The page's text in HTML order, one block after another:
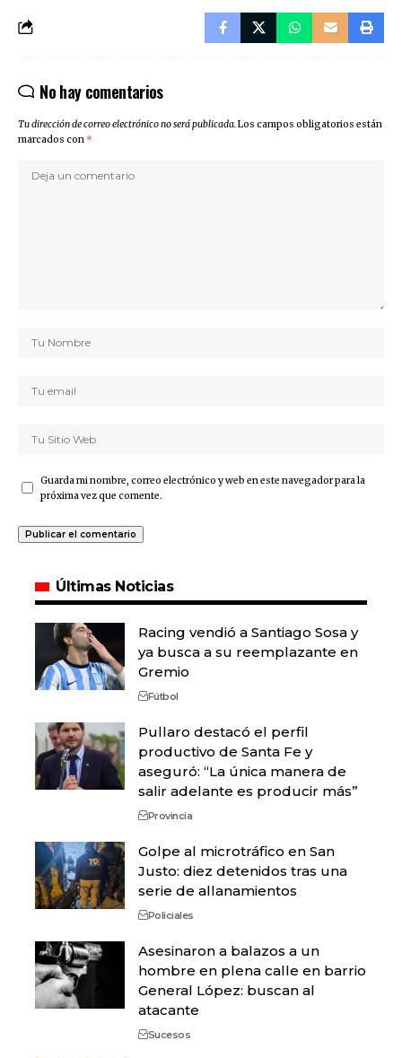
No hay comentarios
Tu dirección de correo electrónico no será publicada.Los campos obligatorios están
marcados con *
Guarda mi nombre, correo electrónico y web en este navegador para la
próxima vez que comente.
Últimas Noticias
Racing vendió a Santiago Sosa y
ya busca a su reemplazante en
Gremio
Fútbol
Pullaro destacó el perfil
productivo de Santa Fe y
aseguró: “La única manera de
salir adelante es producir más”
Provincia
Golpe al microtráfico en San
Justo: diez detenidos tras una
serie de allanamientos
Policiales
Asesinaron a balazos a un
hombre en plena calle en barrio
General López: buscan al
atacante
Sucesos